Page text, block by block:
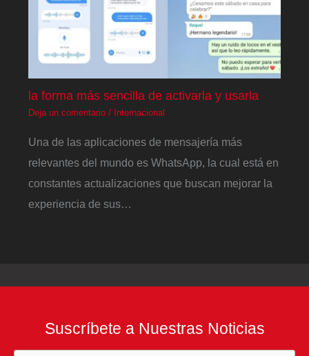
la forma más sencilla de activarla y usarla
Deja un comentario / Internacional
Una de las aplicaciones de mensajería más
relevantes del mundo es WhatsApp, la cual está en
constantes actualizaciones que buscan mejorar la
experiencia de sus…
Suscríbete a Nuestras Noticias